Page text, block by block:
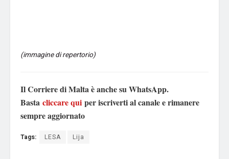
(immagine di repertorio)
Il Corriere di Malta è anche su WhatsApp.
Basta cliccare qui per iscriverti al canale e rimanere
sempre aggiornato
Tags: LESA Lija